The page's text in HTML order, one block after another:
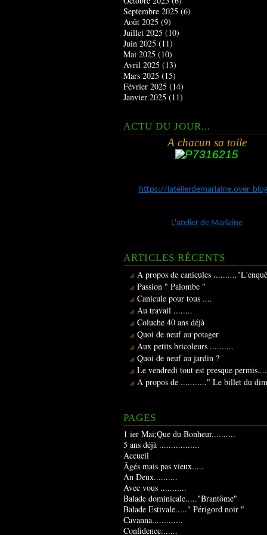
Septembre 2025 (6)
Août 2025 (9)
Juillet 2025 (10)
Juin 2025 (11)
Mai 2025 (10)
Avril 2025 (13)
Mars 2025 (15)
Février 2025 (14)
Janvier 2025 (11)
ACTU DU JOUR...
A chacun sa toile
https://latelierdemarlaine.over-
L'atelier de Marlaine
ARTICLES RÉCENTS
A propos de canicules
Passion " Palombe "
Canicule pour tous ....
Au travail ........
Coluche 40 ans déjà
Quoi de neuf au potager
Aux petits bricoleurs ..........
Quoi de neuf au jardin ?
Le vendredi tout est presque
A propos de ..........." Le billet du
PAGES
1 ier Mai;Que du Bonheur..........
5 ans déjà .................
Accueil
Âgés mais pas vieux.....
An Deux..........
Avec vous ...........
Balade dominicale....."Brantôme"
Balade Estivale....." Périgord noir "
Cavanna.............
Confidence.......